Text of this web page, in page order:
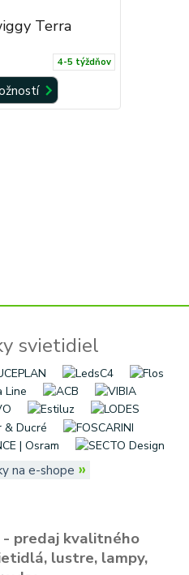
Terra
4-5 týždňov
svietidiel
na e-shope »
- predaj kvalitného
lustre, lampy,